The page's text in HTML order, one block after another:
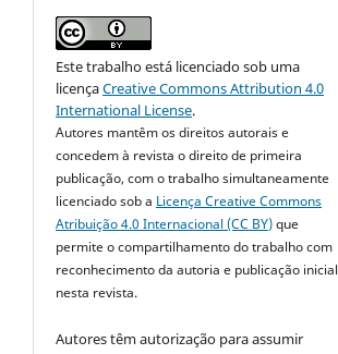
Este trabalho está licenciado sob uma
licençaCreative Commons Attribution 4.0
International License.
Autores mantêm os direitos autorais e
concedem à revista o direito de primeira
publicação, com o trabalho simultaneamente
licenciado sob a Licença Creative Commons
Atribuição 4.0 Internacional (CC BY)que
permite o compartilhamento do trabalho com
reconhecimento da autoria e publicação inicial
nesta revista.
Autores têm autorização para assumir